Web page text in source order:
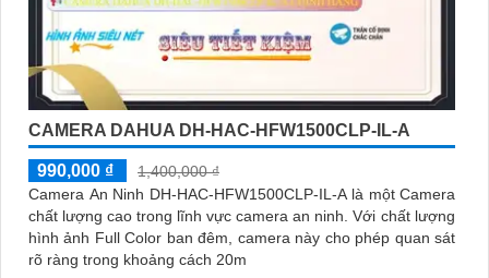
CAMERA DAHUA DH-HAC-HFW1500CLP-IL-A
990,000 ₫
1,400,000 ₫
Camera An Ninh DH-HAC-HFW1500CLP-IL-A là một Camera
chất lượng cao trong lĩnh vực camera an ninh. Với chất lượng
hình ảnh Full Color ban đêm, camera này cho phép quan sát
rõ ràng trong khoảng cách 20m